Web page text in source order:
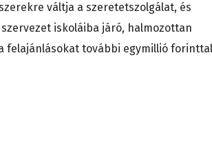
váltja a szeretetszolgálat, és
iskoláiba járó, halmozottan
felajánlásokat további egymillió forinttal